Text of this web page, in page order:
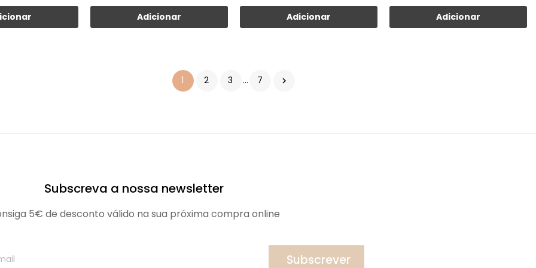
Adicionar Adicionar Adicionar
1 2 3 … 7 
Subscreva a nossa newsletter
5€ de desconto válido na sua próxima compra online
Subscrever